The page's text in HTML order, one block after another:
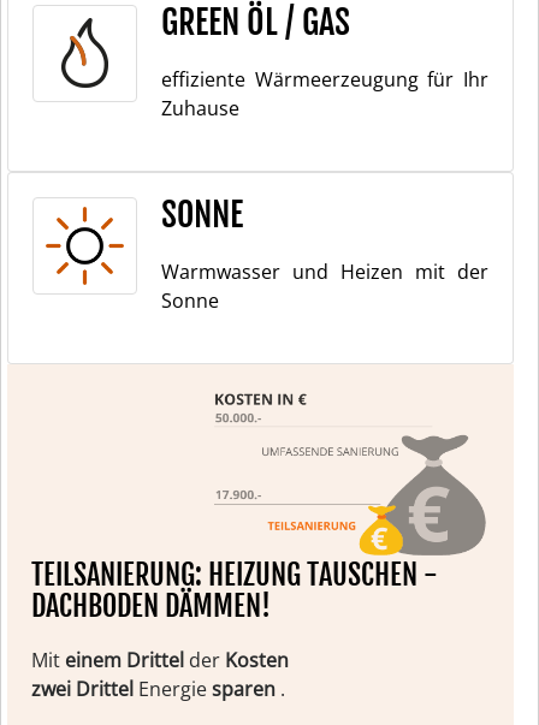
GREEN ÖL / GAS
effiziente Wärmeerzeugung für Ihr
Zuhause
SONNE
Warmwasser und Heizen mit der
Sonne
TEILSANIERUNG: HEIZUNG TAUSCHEN -
DACHBODEN DÄMMEN!
Mit einem Drittel der Kosten
zwei Drittel Energiesparen .